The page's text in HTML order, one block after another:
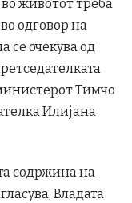
во животот треба
одговор на
се очекува од
Тимчо
Илијана
содржина на
Владата